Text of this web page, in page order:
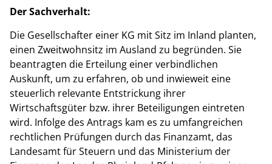
Der Sachverhalt:
Die Gesellschafter einer KG mit Sitz im Inland planten,
einen Zweitwohnsitz im Ausland zu begründen. Sie
beantragten die Erteilung einer verbindlichen
Auskunft, um zu erfahren, ob und inwieweit eine
steuerlich relevante Entstrickung ihrer
Wirtschaftsgüter bzw. ihrer Beteiligungen eintreten
wird. Infolge des Antrags kam es zu umfangreichen
rechtlichen Prüfungen durch das Finanzamt, das
Landesamt für Steuern und das Ministerium der